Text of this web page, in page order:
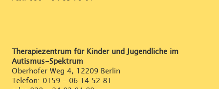
Therapiezentrum für Kinder und Jugendliche im
Autismus-Spektrum
Oberhofer Weg 4, 12209 Berlin
Telefon: 0159 – 06 14 52 81